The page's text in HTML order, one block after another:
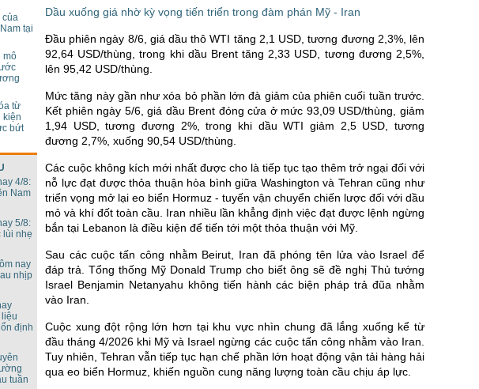
Dầu xuống giá nhờ kỳ vọng tiến triển trong đàm phán Mỹ - Iran
Đầu phiên ngày 8/6, giá dầu thô WTI tăng 2,1 USD, tương đương 2,3%, lên
92,64 USD/thùng, trong khi dầu Brent tăng 2,33 USD, tương đương 2,5%,
lên 95,42 USD/thùng.
Mức tăng này gần như xóa bỏ phần lớn đà giảm của phiên cuối tuần trước.
Kết phiên ngày 5/6, giá dầu Brent đóng cửa ở mức 93,09 USD/thùng, giảm
1,94 USD, tương đương 2%, trong khi dầu WTI giảm 2,5 USD, tương
đương 2,7%, xuống 90,54 USD/thùng.
Các cuộc không kích mới nhất được cho là tiếp tục tạo thêm trở ngại đối với
nỗ lực đạt được thỏa thuận hòa bình giữa Washington và Tehran cũng như
triển vọng mở lại eo biển Hormuz - tuyến vận chuyển chiến lược đối với dầu
mỏ và khí đốt toàn cầu. Iran nhiều lần khẳng định việc đạt được lệnh ngừng
bắn tại Lebanon là điều kiện để tiến tới một thỏa thuận với Mỹ.
Sau các cuộc tấn công nhằm Beirut, Iran đã phóng tên lửa vào Israel để
đáp trả. Tổng thống Mỹ Donald Trump cho biết ông sẽ đề nghị Thủ tướng
Israel Benjamin Netanyahu không tiến hành các biện pháp trả đũa nhằm
vào Iran.
Cuộc xung đột rộng lớn hơn tại khu vực nhìn chung đã lắng xuống kể từ
đầu tháng 4/2026 khi Mỹ và Israel ngừng các cuộc tấn công nhằm vào Iran.
Tuy nhiên, Tehran vẫn tiếp tục hạn chế phần lớn hoạt động vận tải hàng hải
qua eo biển Hormuz, khiến nguồn cung năng lượng toàn cầu chịu áp lực.
của
tại
mô
từ
kiện
bứt
4/8:
Nam
5/8:
lùi nhẹ
nay
nhịp
định
tuần